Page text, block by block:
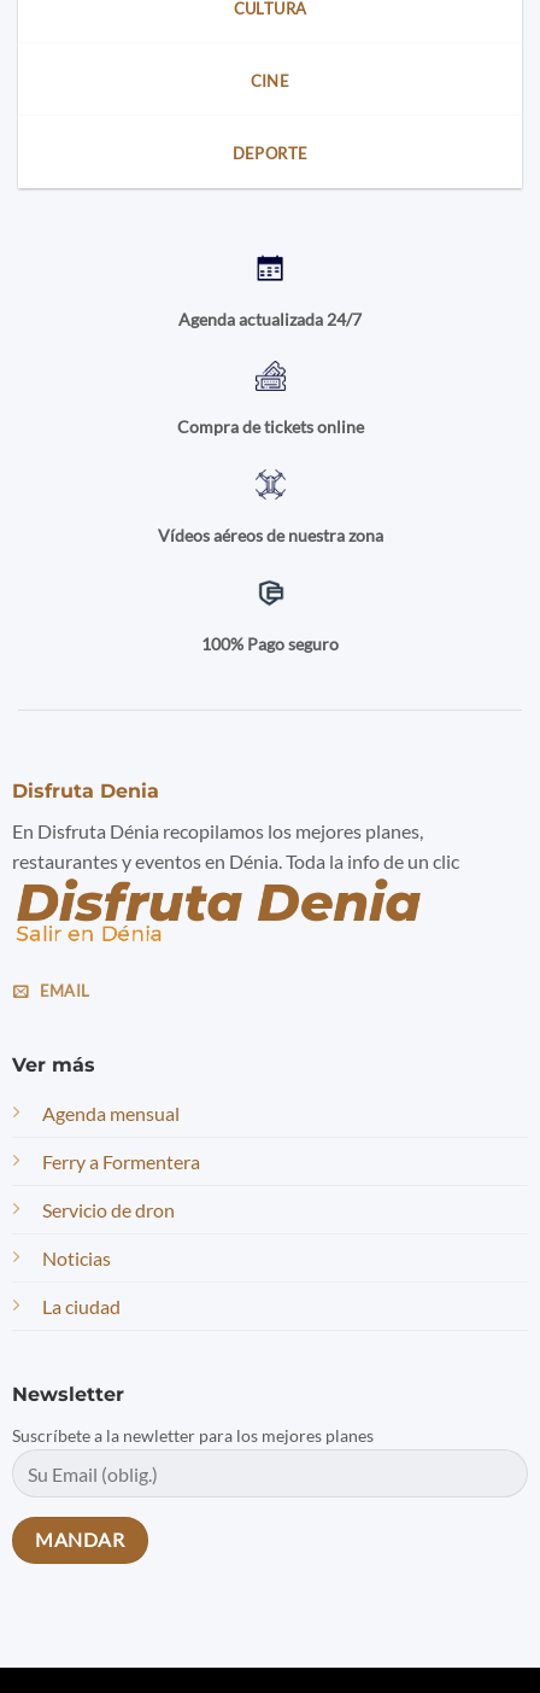
CULTURA
CINE
DEPORTE
Agenda actualizada 24/7
Compra de tickets online
Vídeos aéreos de nuestra zona
100% Pago seguro
Disfruta Denia
En Disfruta Dénia recopilamos los mejores planes,
restaurantes y eventos en Dénia. Toda la info de un clic
EMAIL
Ver más
Agenda mensual
Ferry a Formentera
Servicio de dron
Noticias
La ciudad
Newsletter
Suscríbete a la newletter para los mejores planes